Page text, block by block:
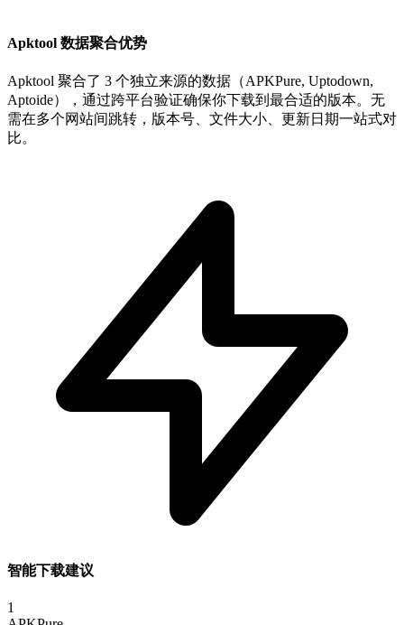
Apktool 数据聚合优势
Apktool 聚合了 3 个独立来源的数据（APKPure, Uptodown,
Aptoide），通过跨平台验证确保你下载到最合适的版本。无
需在多个网站间跳转，版本号、文件大小、更新日期一站式对
比。
智能下载建议
1